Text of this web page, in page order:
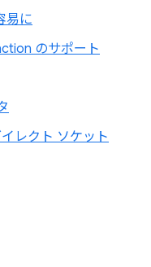
易に
のサポート
レクト ソケット